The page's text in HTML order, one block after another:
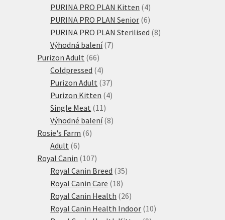
produktů
PURINA PRO PLAN Kitten 44
produkty
PURINA PRO PLAN Senior 66
produktů
PURINA PRO PLAN Sterilised 88
Výhodná balení 77
Purizon Adult 6666
produktů
Coldpressed 44
produkty
Purizon Adult 3737
produktů
Purizon Kitten 44
Single Meat 11 11
produktů
Výhodné balení 88
Rosie's Farm 66
Adult 66
produktů
Royal Canin 107107
produktů
Royal Canin Breed 3535
Royal Canin Care 1818
produktů
Royal Canin Health 2626
produktů
Royal Canin Health Indoor 1010